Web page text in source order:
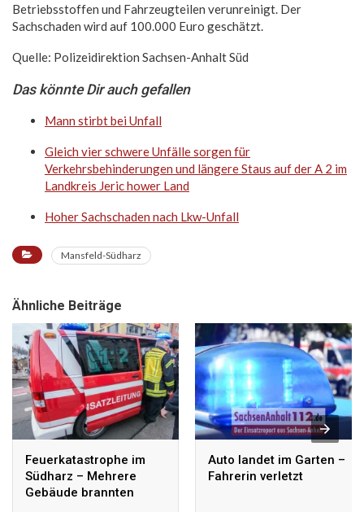
Betriebsstoffen und Fahrzeugteilen verunreinigt. Der
Sachschaden wird auf 100.000 Euro geschätzt.
Quelle: Polizeidirektion Sachsen-Anhalt Süd
Das könnte Dir auch gefallen
Mann stirbt bei Unfall
Gleich vier schwere Unfälle sorgen für
Verkehrsbehinderungen und längere Staus auf der A 2 im
Landkreis Jeric hower Land
Hoher Sachschaden nach Lkw-Unfall
Mansfeld-Südharz
Ähnliche Beiträge
Feuerkatastrophe im
Südharz – Mehrere
Gebäude brannten
Auto landet im Garten –
Fahrerin verletzt